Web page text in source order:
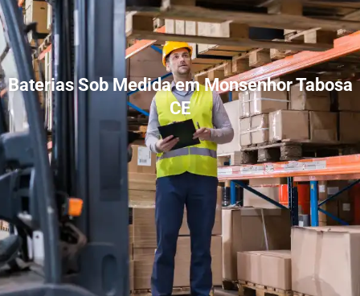
Baterias Sob Medida em Monsenhor Tabosa
CE